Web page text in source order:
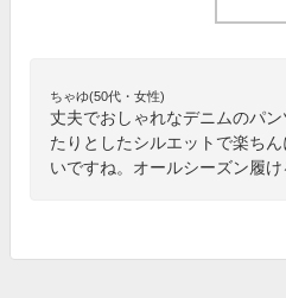
ちゃゆ(50代・女性)
丈夫でおしゃれなデニムのパ
たりとしたシルエットで楽ち
いですね。オールシーズン履け